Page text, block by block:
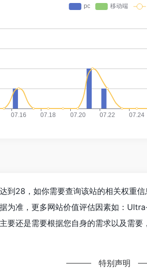
28，如你需要查询该站的相关权重信
为准，更多网站价值评估因素如：
要还是需要根据您自身的需求以及需
特别声明